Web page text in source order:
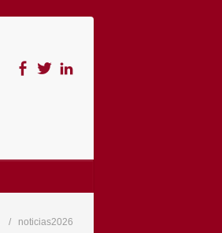
noticias2026